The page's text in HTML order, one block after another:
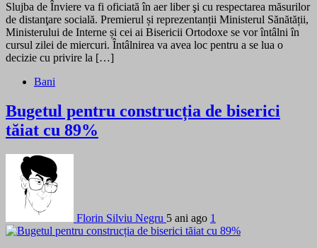
Slujba de Înviere va fi oficiată în aer liber şi cu respectarea măsurilor
de distanţare socială. Premierul și reprezentanții Ministerul Sănătății,
Ministerului de Interne și cei ai Bisericii Ortodoxe se vor întâlni în
cursul zilei de miercuri. Întâlnirea va avea loc pentru a se lua o
decizie cu privire la […]
Bani
Bugetul pentru construcția de biserici
tăiat cu 89%
Florin Silviu Negru 5 ani ago 1